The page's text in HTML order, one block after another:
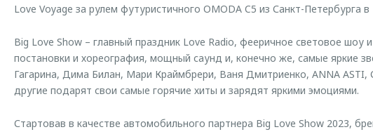
Love Voyage за рулем футуристичного OMODA C5 из Санкт-Петербурга
Big Love Show – главный праздник Love Radio, фееричное световое
постановки и хореография, мощный саунд и, конечно же, самые яркие
Гагарина, Дима Билан, Мари Краймбрери, Ваня Дмитриенко, ANNA ASTI,
другие подарят свои самые горячие хиты и зарядят яркими эмоциями.
Стартовав в качестве автомобильного партнера Big Love Show 2023,